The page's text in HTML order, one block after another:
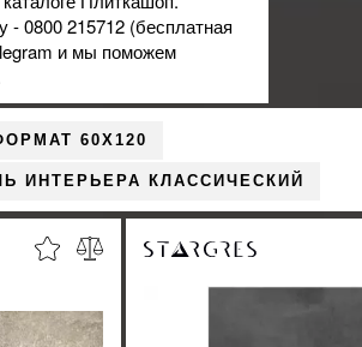
0800 215712 (бесплатная
и мы поможем
60X120
ИНТЕРЬЕРА КЛАССИЧЕСКИЙ